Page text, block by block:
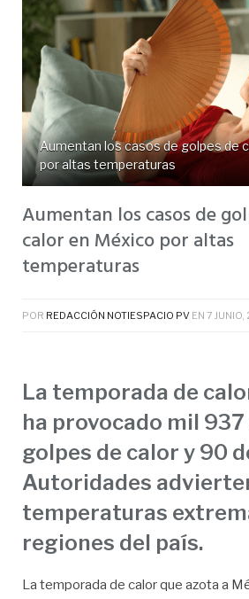
Aumentan los casos de golpes de
por altas temperaturas
Aumentan los casos de
calor en México por altas
temperaturas
POR REDACCIÓN NOTIESPACIO PV EN 7 JUNIO,
La temporada de
ha provocado mil 937
golpes de calor y 90
Autoridades
temperaturas
regiones del país.
La temporada de calor que azota a